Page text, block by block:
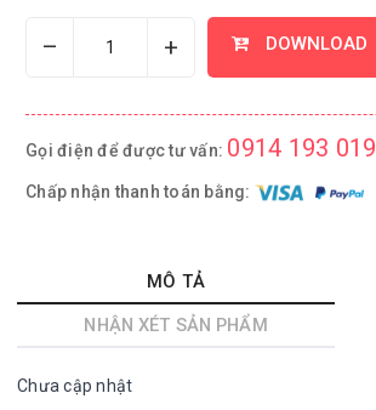
– + DOWNLOAD
Gọi điện để được tư vấn: 0914 193 019
Chấp nhận thanh toán bằng:
MÔ TẢ
NHẬN XÉT SẢN PHẨM
Chưa cập nhật